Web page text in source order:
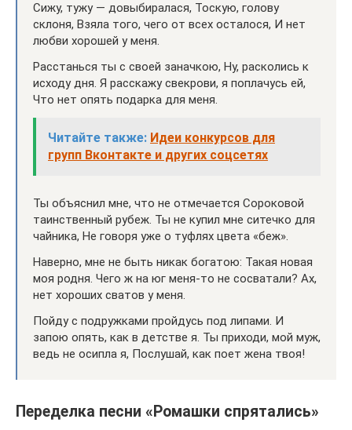
Сижу, тужу — довыбиралася, Тоскую, голову
склоня, Взяла того, чего от всех осталося, И нет
любви хорошей у меня.
Расстанься ты с своей заначкою, Ну, расколись к
исходу дня. Я расскажу свекрови, я поплачусь ей,
Что нет опять подарка для меня.
Читайте также: Идеи конкурсов для
групп Вконтакте и других соцсетях
Ты объяснил мне, что не отмечается Сороковой
таинственный рубеж. Ты не купил мне ситечко для
чайника, Не говоря уже о туфлях цвета «беж».
Наверно, мне не быть никак богатою: Такая новая
моя родня. Чего ж на юг меня-то не сосватали? Ах,
нет хороших сватов у меня.
Пойду с подружками пройдусь под липами. И
запою опять, как в детстве я. Ты приходи, мой муж,
ведь не осипла я, Послушай, как поет жена твоя!
Переделка песни «Ромашки спрятались»